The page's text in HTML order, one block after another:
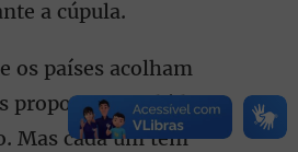
a cúpula.
os países acolham
propostas recebidas
Mas cada um tem